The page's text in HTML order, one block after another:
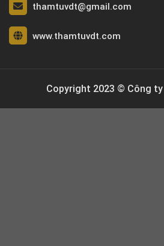
thamtuvdt@gmail.com
www.thamtuvdt.com
Copyright 2023 © Công